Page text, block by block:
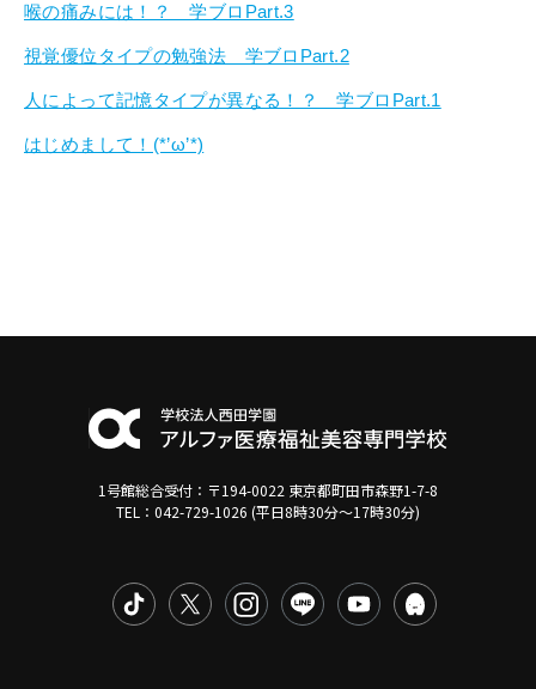
喉の痛みには！？ 学ブロPart.3
視覚優位タイプの勉強法 学ブロPart.2
人によって記憶タイプが異なる！？ 学ブロPart.1
はじめまして！(*’ω’*)
1号館総合受付：〒194-0022 東京都町田市森野1-7-8
TEL：042-729-1026 (平日8時30分〜17時30分)